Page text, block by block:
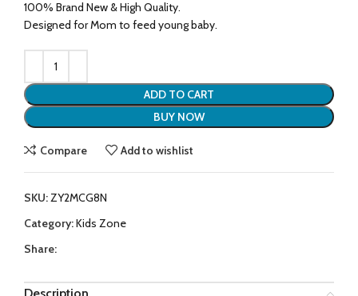
100% Brand New & High Quality.
Designed for Mom to feed young baby.
ADD TO CART
BUY NOW
Compare Add to wishlist
SKU:ZY2MCG8N
Category:Kids Zone
Share: